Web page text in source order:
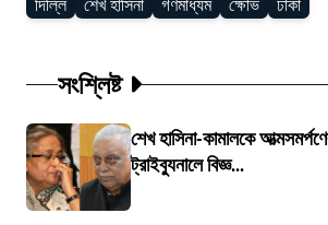
দিল্লি শেখ হাসিনা গণমাধ্যম ক্ষোভ ঢাকা
সংশ্লিষ্ট
শেখ হাসিনা-কামালকে
ট্রাইব্যুনালে বিজ্ঞ...